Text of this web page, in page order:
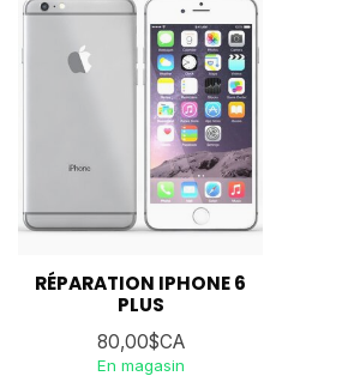
RÉPARATION IPHONE 6
PLUS
80,00$CA
En magasin